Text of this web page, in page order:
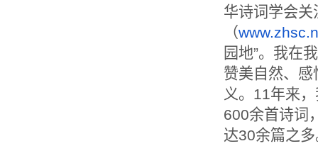
华诗词学会
（
园地”。我在
赞美自然、
义。11年来
600余首诗词
达30余篇之